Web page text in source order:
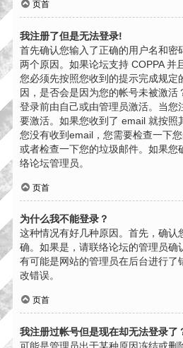
页首
我注册了但是无法登录!
首先确认您输入了正确的用户名和密
两个原因。如果论坛支持 COPPA 并
您必须先按照您收到的提示完成规定
因，是否会是因为您的帐号未被激活
登录前由自己或由管理员激活。当您
要激活。如果您收到了 email 就按照
您没有收到email，您需要检查一下
或者检查一下您的垃圾邮件。如果您
络论坛管理员。
页首
为什么我不能登录？
这种情况有好几种原因。首先，确认
确。如果是，请联络论坛的管理员确
有可能是网站的管理员在后台进行了
改错误。
页首
我注册过帐号但是现在却无法登录了
可能是管理员出于某种原因冻结或删